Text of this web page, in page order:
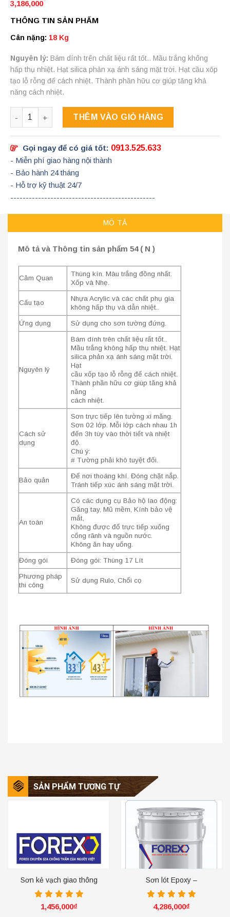
3,186,000
THÔNG TIN SẢN PHẨM
Cân nặng: 18 Kg
Nguyên lý: Bám dính trên chất liệu rất tốt.. Mầu trắng không
hấp thụ nhiệt. Hạt silica phản xạ ánh sáng mặt trời. Hạt cầu xốp
tạo lỗ rỗng để cách nhiệt. Thành phần hữu cơ giúp tăng khả
năng cách nhiệt.
Số lượng
THÊM VÀO GIỎ HÀNG
Gọi ngay để có giá tốt: 0913.525.633
- Miễn phí giao hàng nội thành
- Bảo hành 24 tháng
- Hỗ trợ kỹ thuật 24/7
-----------------------------------------------
MÔ TẢ
Mô tả và Thông tin sản phẩm 54 ( N )
Cảm Quan
Thùng kín. Màu trắng đồng nhất.
Xốp và Nhẹ.
Cấu tạo
Nhựa Acrylic và các chất phụ gia
không hấp thụ và dẫn nhiệt..
Ứng dụng Sử dụng cho sơn tường đứng.
Nguyên lý
Bám dính trên chất liệu rất tốt..
Mầu trắng không hấp thụ nhiệt. Hạt
silica phản xạ ánh sáng mặt trời.
Hạt
cầu xốp tạo lỗ rỗng để cách nhiệt.
Thành phần hữu cơ giúp tăng khả
năng
cách nhiệt.
Cách sử
dụng
Sơn trực tiếp lên tường xi măng.
Sơn 02 lớp. Mỗi lớp cách nhau 1h
đến 3h tùy vào thời tiết và nhiệt
độ.
Chú ý:
# Tường phải khô tuyệt đối.
Bảo quản
Để nơi thoáng khí. Đóng chặt nắp.
Tránh tiếp xúc ánh sáng mặt trời.
An toàn
Có các dụng cụ Bảo hộ lao động:
Găng tay, Mũ mềm, Kính bảo vệ
mắt,
Không được đổ trực tiếp xuống
cống rãnh và nguồn nước.
Không ăn hay uống.
Đóng gói Đóng gói: Thùng 17 Lít
Phương pháp
thi công
Sử dụng Rulo, Chổi cọ
SẢN PHẨM TƯƠNG TỰ
Sơn kẻ vạch giao thông
màu đỏ GT55
1,456,000₫
Sơn lót Epoxy –
X01.SEALER
4,286,000₫